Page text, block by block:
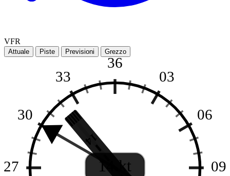
VFR
Attuale Piste Previsioni Grezzo
36
03
06
09
27
30
33
14
14 kt